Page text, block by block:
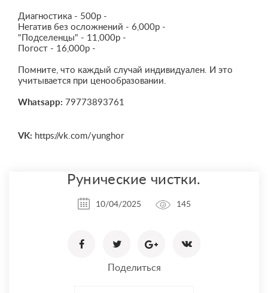
Диагностика - 500р -
Негатив без осложнений - 6,000р -
"Подселенцы" - 11,000р -
Погост - 16,000р -
Помните, что каждый случай индивидуален. И это
учитывается при ценообразовании.
Whatsapp: 79773893761
VK: https://vk.com/yunghor
Рунические чистки.
10/04/2025 145
Поделиться